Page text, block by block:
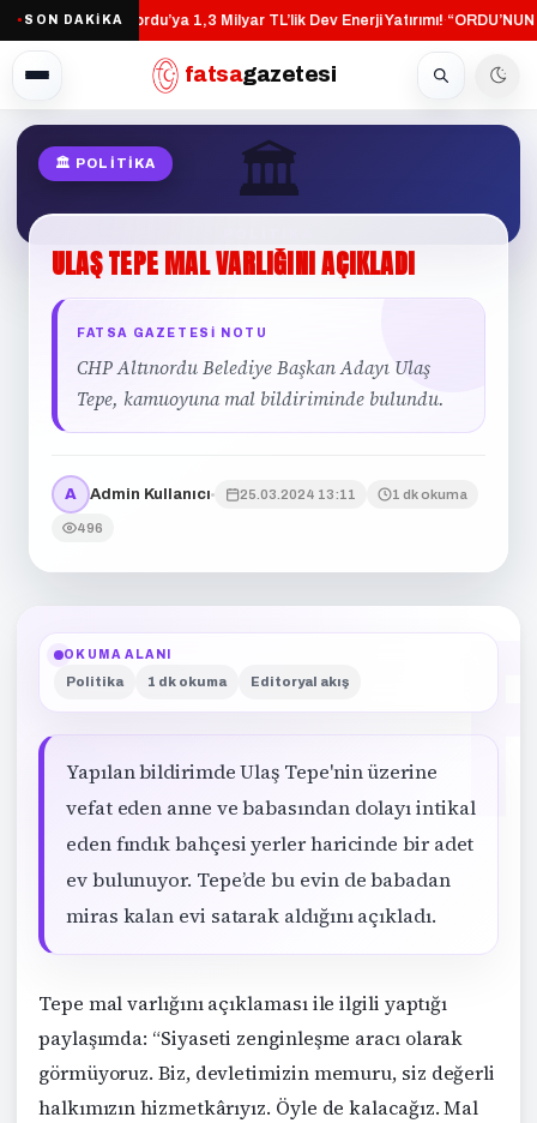
● SON DAKİKAAltınordu’ya 1,3 Milyar TL’lik Dev Enerji Yatırımı!·
fatsagazetesi
🏛
🏛 POLITIKA
ULAŞTEPEMALVARLIĞINIAÇIKLADI
FATSA GAZETESI NOTU
CHP Altınordu Belediye Başkan Adayı Ulaş
Tepe, kamuoyuna mal bildiriminde bulundu.
A Admin Kullanıcı 25.03.2024 13:11 1 dk okuma
496
OKUMA ALANI
Politika 1 dk okuma Editoryal akış
Yapılan bildirimde Ulaş Tepe'nin üzerine
vefat eden anne ve babasından dolayı intikal
eden fındık bahçesi yerler haricinde bir adet
ev bulunuyor. Tepe’de bu evin de babadan
miras kalan evi satarak aldığını açıkladı.
Tepe mal varlığını açıklaması ile ilgili yaptığı
paylaşımda: “Siyaseti zenginleşme aracı olarak
görmüyoruz. Biz, devletimizin memuru, siz değerli
halkımızın hizmetkârıyız. Öyle de kalacağız. Mal